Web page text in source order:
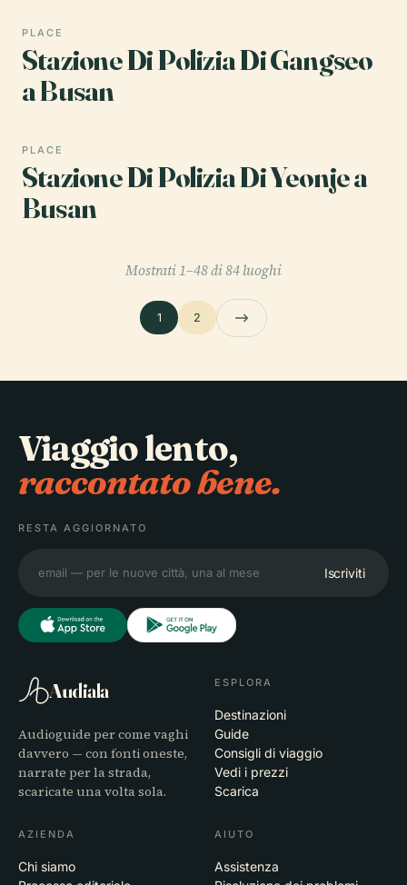
PLACE
Stazione Di Polizia Di Gangseo
a Busan
PLACE
Stazione Di Polizia Di Yeonje a
Busan
Mostrati 1–48 di 84 luoghi
1 2
Viaggio lento,
raccontato bene.
RESTA AGGIORNATO
Iscriviti
Audiala
Audioguide per come vaghi
davvero — con fonti oneste,
narrate per la strada,
scaricate una volta sola.
ESPLORA
Destinazioni
Guide
Consigli di viaggio
Vedi i prezzi
Scarica
AZIENDA
Chi siamo
AIUTO
Assistenza